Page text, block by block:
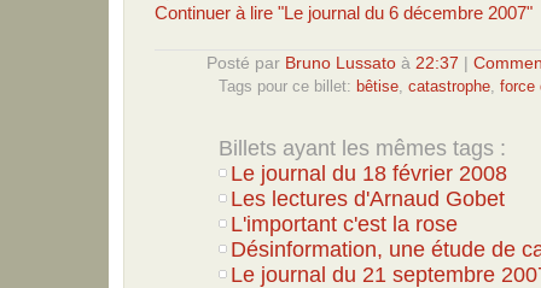
Continuer à lire "Le journal du 6 décembre 2007"
Posté par Bruno Lussato à 22:37
Tags pour ce billet: bêtise catastrophe force
Billets ayant les mêmes tags :
Le journal du 18 février 2008
Les lectures d'Arnaud Gobet
L'important c'est la rose
Désinformation, une étude de
Le journal du 21 septembre